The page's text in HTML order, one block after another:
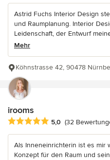
Astrid Fuchs Interior Design
und Raumplanung. Interior
Leidenschaft, der Entwurf
Mehr
Köhnstrasse 42, 90478
irooms
Durchschnittliche Bewertung:
5,0 (32
Als Inneneinrichterin ist es mir
Konzept für den Raum und